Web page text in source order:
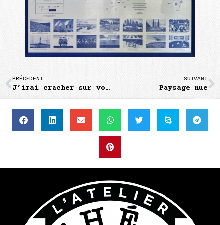
PRÉCÉDENT
J’irai cracher sur vos tombes !
SUIVANT
Paysage nue